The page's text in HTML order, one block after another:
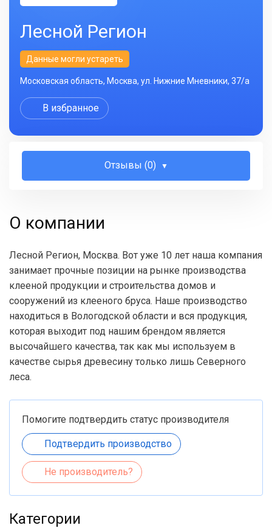
Лесной Регион
Данные могли устареть
Московская область, Москва, ул. Нижние Мневники, 37/а
В избранное
Отзывы (0)
О компании
Лесной Регион, Москва. Вот уже 10 лет наша компания
занимает прочные позиции на рынке производства
клееной продукции и строительства домов и
сооружений из клееного бруса. Наше производство
находиться в Вологодской области и вся продукция,
которая выходит под нашим брендом является
высочайшего качества, так как мы используем в
качестве сырья древесину только лишь Северного
леса.
Помогите подтвердить статус производителя
Подтвердить производство
Не производитель?
Категории